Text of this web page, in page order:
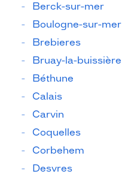
Berck-sur-mer
Boulogne-sur-mer
Brebieres
Bruay-la-buissière
Béthune
Calais
Carvin
Coquelles
Corbehem
Desvres